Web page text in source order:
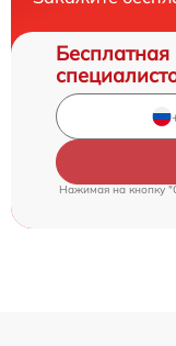
Бесплатная
Нажимая на кнопку